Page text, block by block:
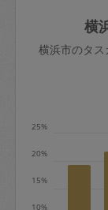
依頼
金額
※例
50%
金曜
きた
ご注
玉、
あわ
はあ
横
横浜市のタス
10%
15%
20%
25%